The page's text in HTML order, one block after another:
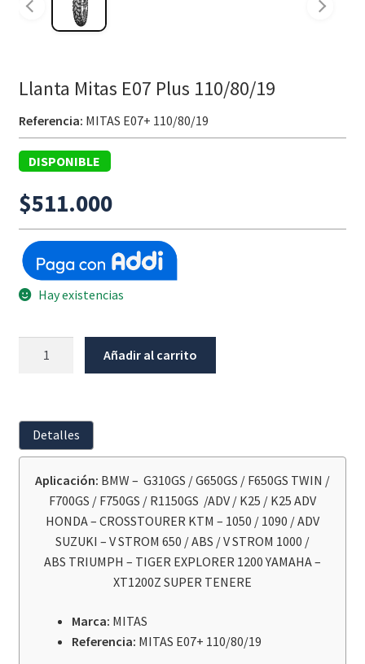
Llanta Mitas E07 Plus 110/80/19
Referencia: MITAS E07+ 110/80/19
DISPONIBLE
$511.000
Hay existencias
110/80/19
cantidad
Añadir al carrito
Detalles
Aplicación: BMW – G310GS / G650GS / F650GS TWIN /
F700GS / F750GS / R1150GS /ADV / K25 / K25 ADV
HONDA – CROSSTOURER KTM – 1050 / 1090 / ADV
SUZUKI – V STROM 650 / ABS / V STROM 1000 /
ABS TRIUMPH – TIGER EXPLORER 1200 YAMAHA –
XT1200Z SUPER TENERE
Marca: MITAS
Referencia: MITAS E07+ 110/80/19